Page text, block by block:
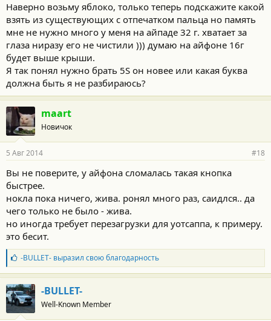
Наверно возьму яблоко, только теперь подскажите какой
взять из существующих с отпечатком пальца но память
мне не нужно много у меня на айпаде 32 г. хватает за
глаза ниразу его не чистили ))) думаю на айфоне 16г
будет выше крыши.
Я так понял нужно брать 5S он новее или какая буква
должна быть я не разбираюсь?
maart
Новичок
5 Авг 2014 #18
Вы не поверите, у айфона сломалась такая кнопка
быстрее.
нокла пока ничего, жива. ронял много раз, саидлся.. да
чего только не было - жива.
но иногда требует перезагрузки для уотсаппа, к примеру.
это бесит.
Б
л
а
г
о
д
а
-BULLET-выразил свою благодарность
-BULLET-
Well-Known Member